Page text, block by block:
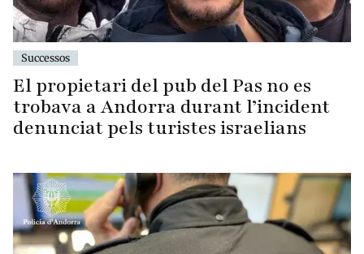
Successos
El propietari del pub del Pas no es
trobava a Andorra durant l’incident
denunciat pels turistes israelians